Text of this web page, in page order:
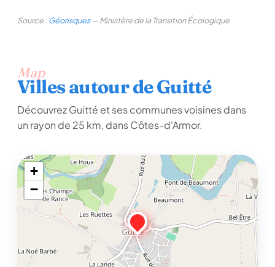
Source :Géorisques— Ministère de la Transition Écologique
Map
Villes autour de Guitté
Découvrez Guitté et ses communes voisines dans
un rayon de 25 km, dans Côtes-d'Armor.
+
−